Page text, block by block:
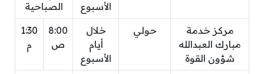
الأسبوع
الصباحية
مركز خدمة
مبارك العبدالله
شؤون القوة
حولي
خلال
أيام
الأسبوع
8:00
ص
1:30
م